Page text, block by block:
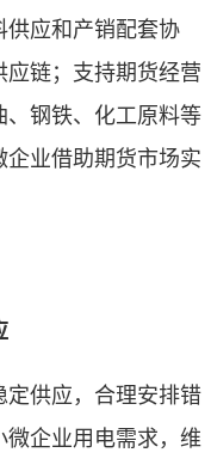
供应和产销配套协
链；支持期货经营
钢铁、化工原料等
业借助期货市场实
供应，合理安排错
微企业用电需求，维